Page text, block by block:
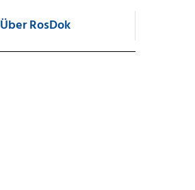
Über RosDok